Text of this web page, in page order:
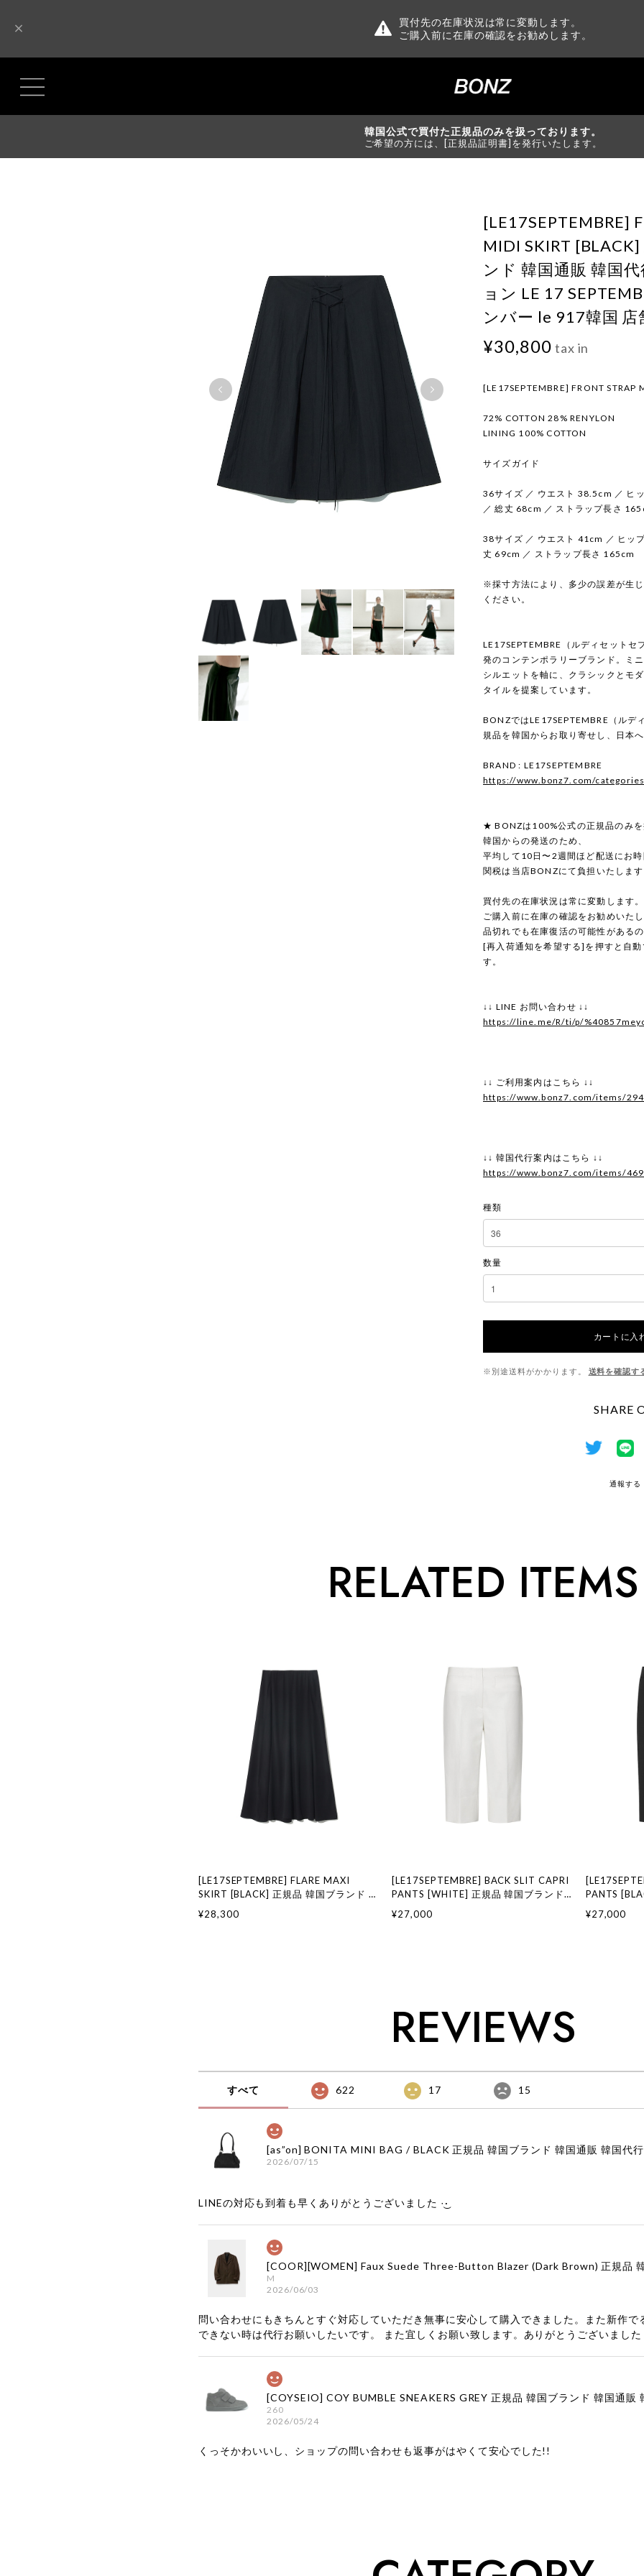
買付先の在庫状況は常に変動します。
ご購入前に在庫の確認をお勧めします。
韓国公式で買付た正規品のみを扱っております。
ご希望の方には、[正規品証明書]を発行いたします。
[LE17SEPTEMBRE]
MIDI SKIRT
ンド 韓国通販 韓国
ョン LE 17
ンバー le 917韓国 店
¥30,800 tax in
[LE17SEPTEMBRE] FRONT STRAP
72% COTTON 28% RENYLON
LINING 100% COTTON
サイズガイド
36サイズ ／ ウエスト 38.5cm ／ ヒ
／ 総丈 68cm ／ ストラップ長さ
38サイズ ／ ウエスト 41cm ／ ヒッ
丈 69cm ／ ストラップ長さ 165cm
※採寸方法により、多少の誤差が生
ください。
LE17SEPTEMBRE（ルディセットセ
発のコンテンポラリーブランド。ミ
シルエットを軸に、クラシックとモ
タイルを提案しています。
BONZではLE17SEPTEMBRE（ルデ
規品を韓国からお取り寄せし、日本
BRAND : LE17SEPTEMBRE
https://www.bonz7.com/
★ BONZは100%公式の正規品のみを
韓国からの発送のため、
平均して10日〜2週間ほど配送にお時
関税は当店BONZにて負担いたします
買付先の在庫状況は常に変動します。
ご購入前に在庫の確認をお勧めいたし
品切れでも在庫復活の可能性がある
[再入荷通知を希望する]を押すと自動
す。
↓↓ LINE お問い合わせ ↓↓
https://line.me/R/ti/p/
↓↓ ご利用案内はこちら ↓↓
https://www.bonz7.com/items/
↓↓ 韓国代行案内はこちら ↓↓
https://www.bonz7.com/items/
種類
数量
カートに入
※別途送料がかかります。 送料を確認す
SHARE
通報する
RELATED ITEMS
[LE17SEPTEMBRE] FLARE MAXI
SKIRT [BLACK] 正規品 韓国ブランド 韓
17 SEPTEMBRE ル 17 セプテンバー le
¥28,300
[LE17SEPTEMBRE] BACK SLIT CAPRI
PANTS [WHITE] 正規品 韓国ブランド
17 SEPTEMBRE ル 17 セプテンバー le
¥27,000
PANTS
17
¥27,000
REVIEWS
すべて 622 17 15
2026/07/15
LINEの対応も到着も早くありがとうございました‪ ·͜·
M
2026/06/03
問い合わせにもきちんとすぐ対応していただき無事に安心して購入できました。また新作で
できない時は代行お願いしたいです。 また宜しくお願い致します。ありがとうございました
260
2026/05/24
くっそかわいいし、ショップの問い合わせも返事がはやくて安心でした!!